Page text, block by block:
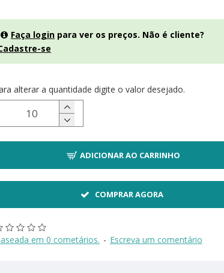
Faça login para ver os preços. Não é cliente?
se
em 0 cometários. - Escreva um comentário
alterar a quantidade digite o valor desejado.
ADICIONAR AO CARRINHO
COMPRAR AGORA